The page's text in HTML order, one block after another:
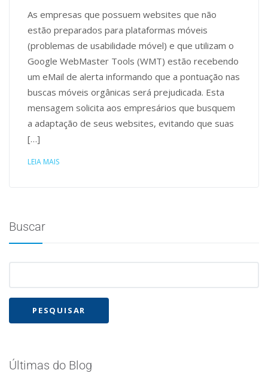
As empresas que possuem websites que não
estão preparados para plataformas móveis
(problemas de usabilidade móvel) e que utilizam o
Google WebMaster Tools (WMT) estão recebendo
um eMail de alerta informando que a pontuação nas
buscas móveis orgânicas será prejudicada. Esta
mensagem solicita aos empresários que busquem
a adaptação de seus websites, evitando que suas
[…]
LEIA MAIS
Buscar
Últimas do Blog